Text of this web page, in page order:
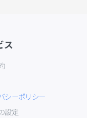
ス
シーポリシー
設定